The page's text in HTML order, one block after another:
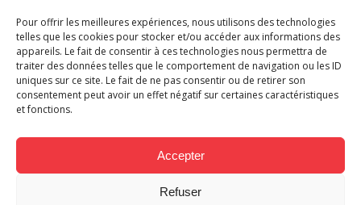
Pour offrir les meilleures expériences, nous utilisons des technologies
telles que les cookies pour stocker et/ou accéder aux informations des
appareils. Le fait de consentir à ces technologies nous permettra de
traiter des données telles que le comportement de navigation ou les ID
uniques sur ce site. Le fait de ne pas consentir ou de retirer son
consentement peut avoir un effet négatif sur certaines caractéristiques
et fonctions.
Accepter
Refuser